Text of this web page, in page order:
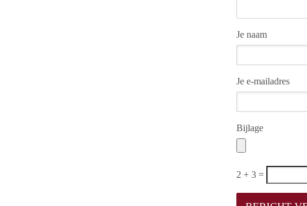
Je naam
Je e-mailadres
Bijlage
2 + 3 =